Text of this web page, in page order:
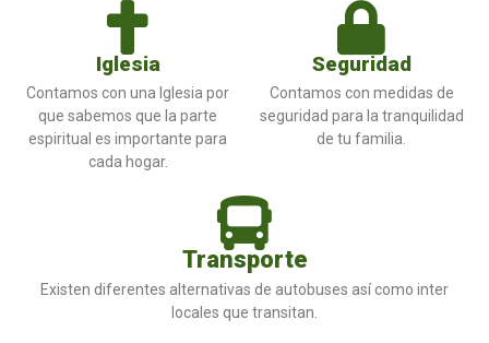
Iglesia
Contamos con una Iglesia por
que sabemos que la parte
espiritual es importante para
cada hogar.
Seguridad
Contamos con medidas de
seguridad para la tranquilidad
de tu familia.
Transporte
Existen diferentes alternativas de autobuses así como inter
locales que transitan.